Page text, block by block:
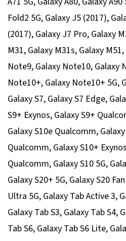
Fold2 5G, Galaxy J5 (2017),
(2017), Galaxy J7 Pro, Galaxy
M31, Galaxy M31s, Galaxy
Note9, Galaxy Note10, Galaxy
Note10+, Galaxy Note10+ 5G,
Galaxy S7, Galaxy S7 Edge,
S9+ Exynos, Galaxy S9+
Galaxy S10e Qualcomm,
Qualcomm, Galaxy S10+
Qualcomm, Galaxy S10 5G,
Galaxy S20+ 5G, Galaxy S20
Ultra 5G, Galaxy Tab Active 3,
Galaxy Tab S3, Galaxy Tab S4,
Tab S6, Galaxy Tab S6 Lite,